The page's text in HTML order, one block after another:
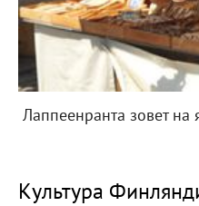
Лаппеенранта зовет на
Культура